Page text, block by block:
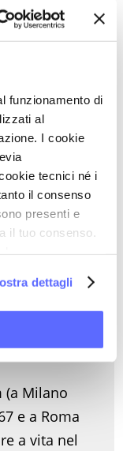
funzionamento di
al
I cookie
tecnici né i
il consenso
presenti e
il tuo consenso.
dettagli
degli
Due
il
G. P.
nel 1938.
Solaria,
e Elio
le riviste
si
del
Medio
(a Milano
e a Roma
a vita nel